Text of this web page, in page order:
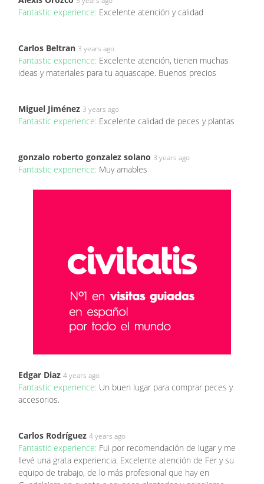
Fantastic experience: Excelente atención y calidad
Carlos Beltran 3 years ago
Fantastic experience: Excelente atención, tienen muchas
ideas y materiales para tu aquascape. Buenos precios
Miguel Jiménez 3 years ago
Fantastic experience: Excelente calidad de peces y plantas
gonzalo roberto gonzalez solano 3 years ago
Fantastic experience: Muy amables
Edgar Diaz 4 years ago
Fantastic experience: Un buen lugar para comprar peces y
accesorios.
Carlos Rodríguez 4 years ago
Fantastic experience: Fui por recomendación de lugar y me
llevé una grata experiencia. Excelente atención de Fer y su
equipo de trabajo, de lo más profesional que hay en